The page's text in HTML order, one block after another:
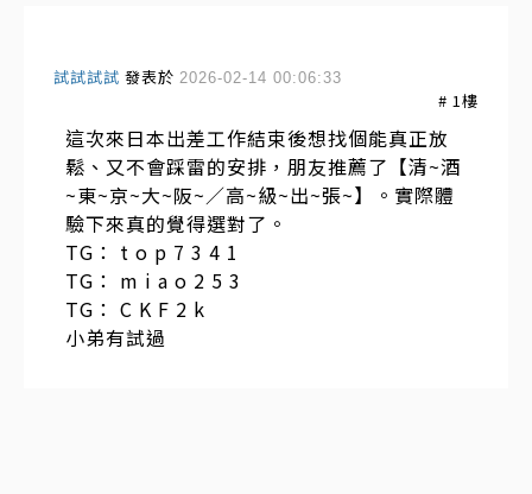
試試試試 發表於 2026-02-14 00:06:33
# 1樓
這次來日本出差工作結束後想找個能真正放
鬆、又不會踩雷的安排，朋友推薦了【清~酒
~東~京~大~阪~／高~級~出~張~】。實際體
驗下來真的覺得選對了。
TG： t o p 7 3 4 1
TG： m i a o 2 5 3
TG： C K F 2 k
小弟有試過